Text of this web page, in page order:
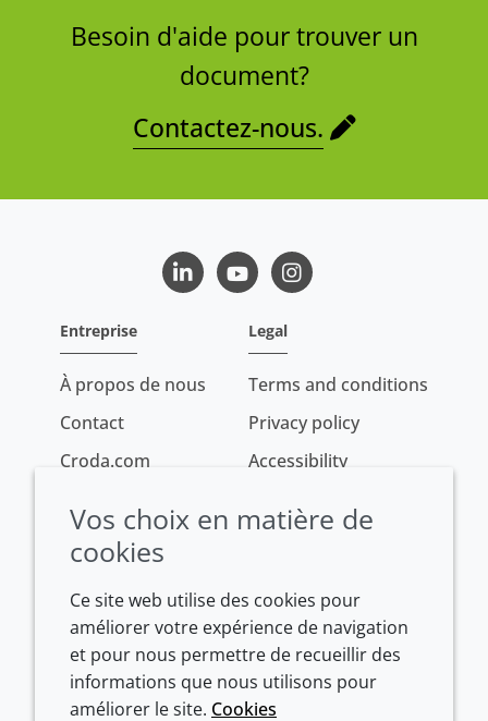
Besoin d'aide pour trouver un
document?
Contactez-nous.
LinkedInYoutubeInstagram
Entreprise
À propos de nous
Contact
Croda.com
Legal
Terms and conditions
Privacy policy
Accessibility
Conditions of sale
Vos choix en matière de
cookies
Ce site web utilise des cookies pour
améliorer votre expérience de navigation
et pour nous permettre de recueillir des
informations que nous utilisons pour
améliorer le site. Cookies